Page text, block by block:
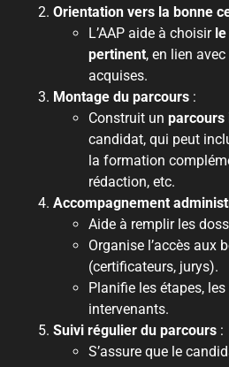
Orientation vers la bonne
L’AAP aide à choisir
pertinent, en lien
acquises.
Montage du parcours :
Construit un parcours
candidat, qui peut
la formation
rédaction, etc.
Accompagnement
Aide à remplir les
Organise l’accès aux
(certificateurs, jurys).
Planifie les étapes,
intervenants.
Suivi régulier du parcours :
S’assure que le